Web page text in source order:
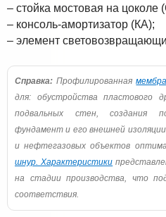
– стойка мостовая на
– консоль-амортизатор (КА);
– элемент
Справка: Профилированная
для: обустройства пластового
подвальных стен, создания
фундамент и его внешней
и нефтегазовых объектов
шнур. Характеристики
на стадии производства, что
соответствия.